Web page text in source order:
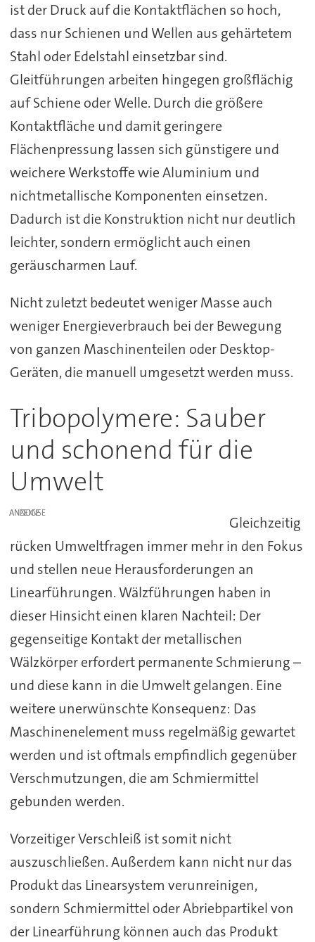
ist der Druck auf die Kontaktflächen so hoch,
dass nur Schienen und Wellen aus gehärtetem
Stahl oder Edelstahl einsetzbar sind.
Gleitführungen arbeiten hingegen großflächig
auf Schiene oder Welle. Durch die größere
Kontaktfläche und damit geringere
Flächenpressung lassen sich günstigere und
weichere Werkstoffe wie Aluminium und
nichtmetallische Komponenten einsetzen.
Dadurch ist die Konstruktion nicht nur deutlich
leichter, sondern ermöglicht auch einen
geräuscharmen Lauf.
Nicht zuletzt bedeutet weniger Masse auch
weniger Energieverbrauch bei der Bewegung
von ganzen Maschinenteilen oder Desktop-
Geräten, die manuell umgesetzt werden muss.
Tribopolymere: Sauber
und schonend für die
Umwelt
ANZEIGE
Gleichzeitig
rücken Umweltfragen immer mehr in den Fokus
und stellen neue Herausforderungen an
Linearführungen. Wälzführungen haben in
dieser Hinsicht einen klaren Nachteil: Der
gegenseitige Kontakt der metallischen
Wälzkörper erfordert permanente Schmierung –
und diese kann in die Umwelt gelangen. Eine
weitere unerwünschte Konsequenz: Das
Maschinenelement muss regelmäßig gewartet
werden und ist oftmals empfindlich gegenüber
Verschmutzungen, die am Schmiermittel
gebunden werden.
Vorzeitiger Verschleiß ist somit nicht
auszuschließen. Außerdem kann nicht nur das
Produkt das Linearsystem verunreinigen,
sondern Schmiermittel oder Abriebpartikel von
der Linearführung können auch das Produkt